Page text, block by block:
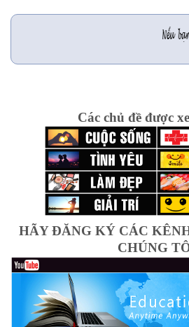
Các chủ đề được
HÃY ĐĂNG KÝ CÁC
CHÚNG